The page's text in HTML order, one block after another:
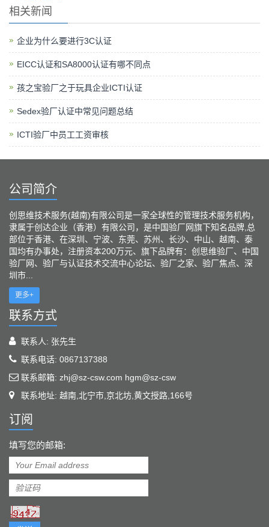
相关新闻
企业为什么要进行3C认证
EICC认证和SA8000认证有哪不同点
孩之宝验厂之于玩具企业ICTI认证
Sedex验厂认证中常见问题总结
ICTI验厂中员工工资审核
公司简介
创思维技术服务(越南)有限公司是一家全球性的管理技术服务机构，
隶属于创达企业（香港）有限公司，是中国验厂网旗下知名品牌,总
部位于香港、在深圳、宁波、东莞、苏州、长沙、中山、越南、泰
国均有办事处，注册资本200万元、旗下品牌有：创思维验厂、中国
验厂网、验厂与认证技术交流中心论坛、验厂之家、验厂焦点、深
圳市...
更多+
联系方式
联系人: 张先生
联系电话: 0867137388
联系邮箱: zhj@sz-csw.com hgm@sz-csw
联系地址: 越南,北宁市,京北坊,黄文授路,166号
订阅
填写您的邮箱: